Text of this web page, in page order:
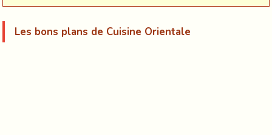
Les bons plans de Cuisine Orientale